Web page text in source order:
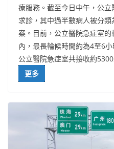
療服務。截至今日中午，公
求診，其中過半數病人被分
案。目前，公立醫院急症室
內，最長輪候時間約為4至6
公立醫院急症室共接收約5300
更多